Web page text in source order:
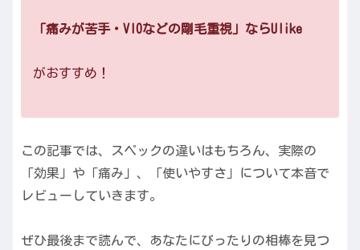
「痛みが苦手・VIOなどの剛毛重視」ならUlike
がおすすめ！
この記事では、スペックの違いはもちろん、実際の
「効果」や「痛み」、「使いやすさ」について本音で
レビューしていきます。
ぜひ最後まで読んで、あなたにぴったりの相棒を見つ